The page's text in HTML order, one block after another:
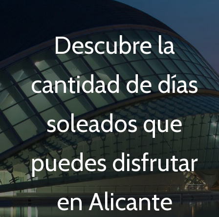
Descubre la
cantidad de días
soleados que
puedes disfrutar
en Alicante